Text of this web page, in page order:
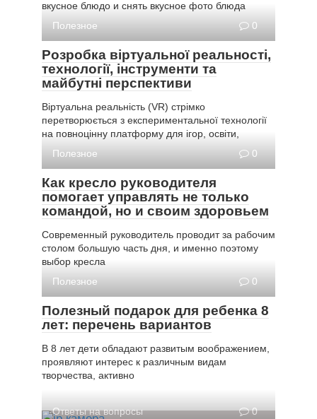
вкусное блюдо и снять вкусное фото блюда
Полезное
0
Розробка віртуальної реальності,
технології, інструменти та
майбутні перспективи
Віртуальна реальність (VR) стрімко
перетворюється з експериментальної технології
на повноцінну платформу для ігор, освіти,
Полезное
0
Как кресло руководителя
помогает управлять не только
командой, но и своим здоровьем
Современный руководитель проводит за рабочим
столом большую часть дня, и именно поэтому
выбор кресла
Полезное
0
Полезный подарок для ребенка 8
лет: перечень вариантов
В 8 лет дети обладают развитым воображением,
проявляют интерес к различным видам
творчества, активно
Ответы на вопросы 0